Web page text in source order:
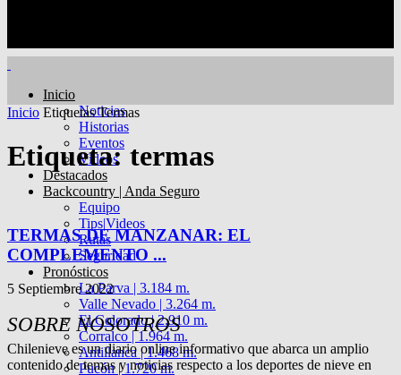
Inicio
Noticias
Historias
Eventos
Videos
Destacados
Backcountry | Anda Seguro
Equipo
Tips|Videos
Rutas
Seguridad
Pronósticos
La Parva | 3.184 m.
Valle Nevado | 3.264 m.
El Colorado | 2.910 m.
Corralco | 1.964 m.
Antillanca | 1.468 m.
Pucón | 1.720 m.
Inicio Etiquetas Termas
Etiqueta: termas
TERMAS DE MANZANAR: EL
COMPLEMENTO ...
5 Septiembre 2022
SOBRE NOSOTROS
Chilenieve es un diario online informativo que abarca un amplio
contenido de temas y noticias respecto a los deportes de nieve en